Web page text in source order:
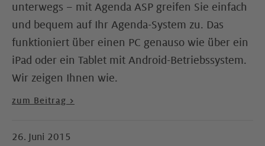
unterwegs – mit Agenda ASP greifen Sie einfach
und bequem auf Ihr Agenda-System zu. Das
funktioniert über einen PC genauso wie über ein
iPad oder ein Tablet mit Android-Betriebssystem.
Wir zeigen Ihnen wie.
zum Beitrag >
26. Juni 2015